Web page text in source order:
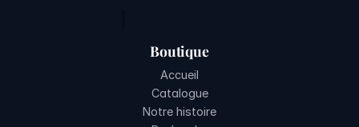
Boutique
Accueil
Catalogue
Notre histoire